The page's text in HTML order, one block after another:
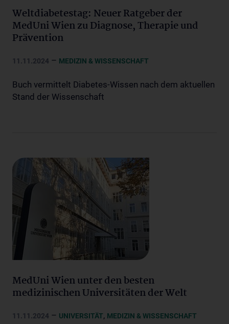
Weltdiabetestag: Neuer Ratgeber der
MedUni Wien zu Diagnose, Therapie und
Prävention
11.11.2024 – MEDIZIN & WISSENSCHAFT
Buch vermittelt Diabetes-Wissen nach dem aktuellen
Stand der Wissenschaft
MedUni Wien unter den besten
medizinischen Universitäten der Welt
11.11.2024 – UNIVERSITÄT, MEDIZIN & WISSENSCHAFT